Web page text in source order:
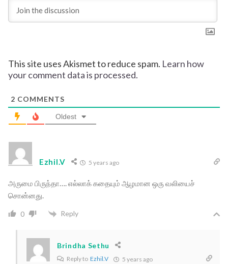
This site uses Akismet to reduce spam. Learn how
your comment data is processed.
2 COMMENTS
Oldest
Ezhil.V 5 years ago
அருமை பிருந்தா…. எல்லாக் கதையும் ஆழமான ஒரு வலியைச்
சொன்னது.
0 Reply
Brindha Sethu
Reply to Ezhil.V 5 years ago